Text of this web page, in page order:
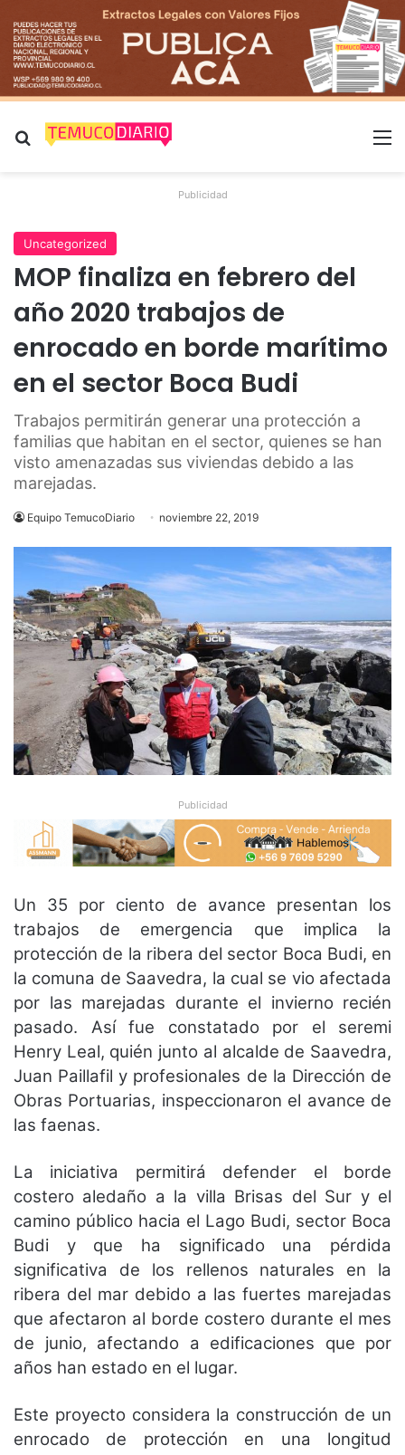
Buscar por
Publicidad
Uncategorized
MOP finaliza en febrero del
año 2020 trabajos de
enrocado en borde marítimo
en el sector Boca Budi
Trabajos permitirán generar una protección a
familias que habitan en el sector, quienes se han
visto amenazadas sus viviendas debido a las
marejadas.
Equipo TemucoDiario noviembre 22, 2019
Publicidad
Un 35 por ciento de avance presentan los
trabajos de emergencia que implica la
protección de la ribera del sector Boca Budi, en
la comuna de Saavedra, la cual se vio afectada
por las marejadas durante el invierno recién
pasado. Así fue constatado por el seremi
Henry Leal, quién junto al alcalde de Saavedra,
Juan Paillafil y profesionales de la Dirección de
Obras Portuarias, inspeccionaron el avance de
las faenas.
La iniciativa permitirá defender el borde
costero aledaño a la villa Brisas del Sur y el
camino público hacia el Lago Budi, sector Boca
Budi y que ha significado una pérdida
significativa de los rellenos naturales en la
ribera del mar debido a las fuertes marejadas
que afectaron al borde costero durante el mes
de junio, afectando a edificaciones que por
años han estado en el lugar.
Este proyecto considera la construcción de un
enrocado de protección en una longitud